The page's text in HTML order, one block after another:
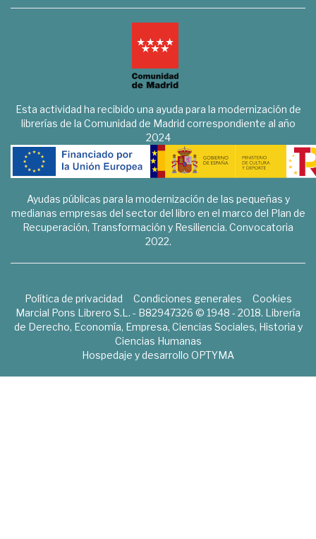
Esta actividad ha recibido una ayuda para la modernización de
librerías de la Comunidad de Madrid correspondiente al año
2024
Ayudas públicas para la modernización de las pequeñas y
medianas empresas del sector del libro en el marco del Plan de
Recuperación, Transformación y Resiliencia. Convocatoria
2022.
Política de privacidad Condiciones generales
Cookies
Marcial Pons Librero S.L. - B82947326 © 1948 - 2018. Librería
de Derecho, Economía, Empresa, Ciencias Sociales, Historia y
Ciencias Humanas
Hospedaje y desarrollo OPTYMA